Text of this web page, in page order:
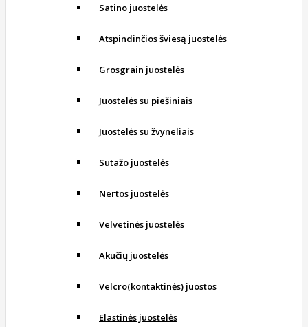
Satino juostelės
Atspindinčios šviesą juostelės
Grosgrain juostelės
Juostelės su piešiniais
Juostelės su žvyneliais
Sutažo juostelės
Nertos juostelės
Velvetinės juostelės
Akučių juostelės
Velcro(kontaktinės) juostos
Elastinės juostelės